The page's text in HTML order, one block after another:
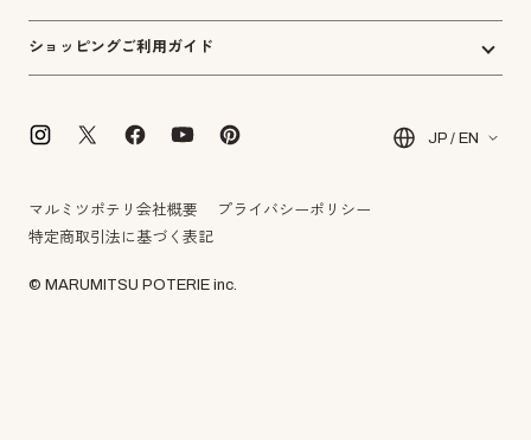
ショッピングご利用ガイド
JP / EN
マルミツポテリ会社概要
プライバシーポリシー
特定商取引法に基づく表記
© MARUMITSU POTERIE inc.